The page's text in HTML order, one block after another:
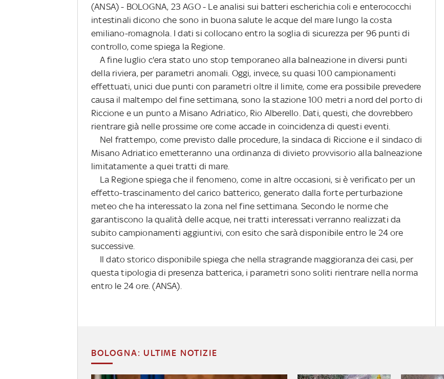
(ANSA) - BOLOGNA, 23 AGO - Le analisi sui batteri escherichia coli e enterococchi
intestinali dicono che sono in buona salute le acque del mare lungo la costa
emiliano-romagnola. I dati si collocano entro la soglia di sicurezza per 96 punti di
controllo, come spiega la Regione.
A fine luglio c'era stato uno stop temporaneo alla balneazione in diversi punti
della riviera, per parametri anomali. Oggi, invece, su quasi 100 campionamenti
effettuati, unici due punti con parametri oltre il limite, come era possibile prevedere
causa il maltempo del fine settimana, sono la stazione 100 metri a nord del porto di
Riccione e un punto a Misano Adriatico, Rio Alberello. Dati, questi, che dovrebbero
rientrare già nelle prossime ore come accade in coincidenza di questi eventi.
Nel frattempo, come previsto dalle procedure, la sindaca di Riccione e il sindaco di
Misano Adriatico emetteranno una ordinanza di divieto provvisorio alla balneazione
limitatamente a quei tratti di mare.
La Regione spiega che il fenomeno, come in altre occasioni, si è verificato per un
effetto-trascinamento del carico batterico, generato dalla forte perturbazione
meteo che ha interessato la zona nel fine settimana. Secondo le norme che
garantiscono la qualità delle acque, nei tratti interessati verranno realizzati da
subito campionamenti aggiuntivi, con esito che sarà disponibile entro le 24 ore
successive.
Il dato storico disponibile spiega che nella stragrande maggioranza dei casi, per
questa tipologia di presenza batterica, i parametri sono soliti rientrare nella norma
entro le 24 ore. (ANSA).
BOLOGNA: ULTIME NOTIZIE